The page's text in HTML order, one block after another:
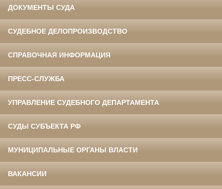
ДОКУМЕНТЫ СУДА
СУДЕБНОЕ ДЕЛОПРОИЗВОДСТВО
СПРАВОЧНАЯ ИНФОРМАЦИЯ
ПРЕСС-СЛУЖБА
УПРАВЛЕНИЕ СУДЕБНОГО ДЕПАРТАМЕНТА
СУДЫ СУБЪЕКТА РФ
МУНИЦИПАЛЬНЫЕ ОРГАНЫ ВЛАСТИ
ВАКАНСИИ